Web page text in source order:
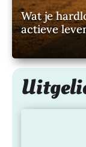
Wat je
actieve